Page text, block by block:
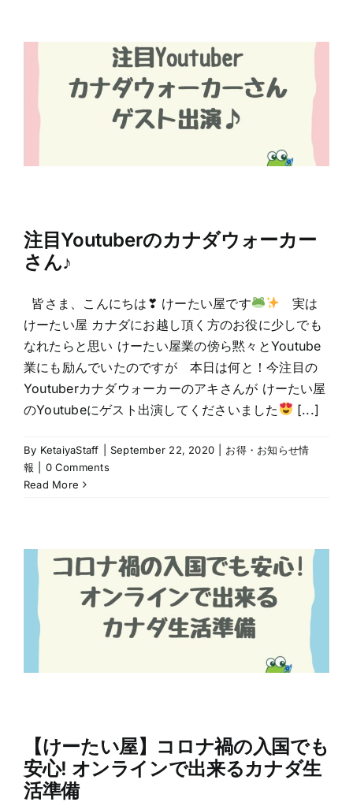
注目Youtuberのカナダウォーカー
さん♪
皆さま、こんにちは❣ けーたい屋です
実は
けーたい屋 カナダにお越し頂く方のお役に少しでも
なれたらと思い けーたい屋業の傍ら黙々とYoutube
業にも励んでいたのですが 本日は何と！今注目の
Youtuberカナダウォーカーのアキさんが けーたい屋
のYoutubeにゲスト出演してくださいました
[...]
By KetaiyaStaff September 22, 2020
お得・お知らせ情
報
0 Comments
Read More
【けーたい屋】コロナ禍の入国でも
安心! オンラインで出来るカナダ生
活準備